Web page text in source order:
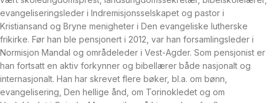
evangeliseringsleder i Indremisjonsselskapet og pastor i
Kristiansand og Bryne menigheter i Den evangeliske lutherske
frikirke. Før han ble pensjonert i 2012, var han forsamlingsleder i
Normisjon Mandal og områdeleder i Vest-Agder. Som pensjonist er
han fortsatt en aktiv forkynner og bibellærer både nasjonalt og
internasjonalt. Han har skrevet flere bøker, bl.a. om bønn,
evangelisering, Den hellige ånd, om Torinokledet og om